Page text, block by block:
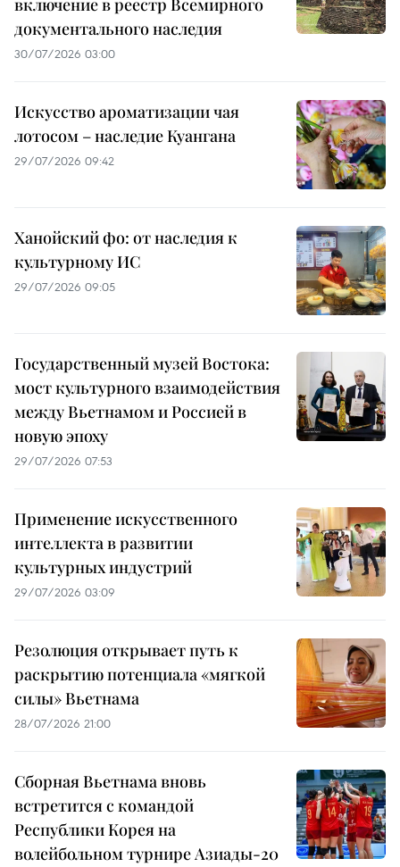
включение в реестр Всемирного
документального наследия
30/07/2026 03:00
Искусство ароматизации чая
лотосом – наследие Куангана
29/07/2026 09:42
Ханойский фо: от наследия к
культурному ИС
29/07/2026 09:05
Государственный музей Востока:
мост культурного взаимодействия
между Вьетнамом и Россией в
новую эпоху
29/07/2026 07:53
Применение искусственного
интеллекта в развитии
культурных индустрий
29/07/2026 03:09
Резолюция открывает путь к
раскрытию потенциала «мягкой
силы» Вьетнама
28/07/2026 21:00
Сборная Вьетнама вновь
встретится с командой
Республики Корея на
волейбольном турнире Азиады-20